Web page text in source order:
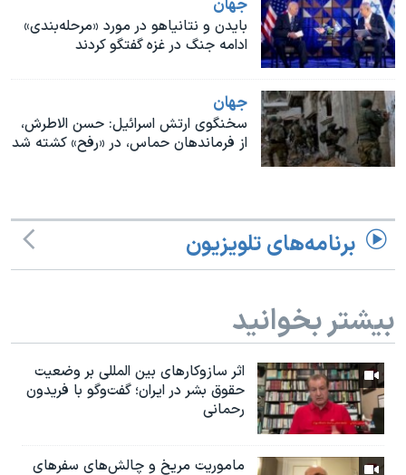
اعتراضات مردمی آبان ۹۸
اسرائیل در جنگ
نرگس محمدی برنده جایزه نوبل صلح
همایش محافظه‌کاران آمریکا «سی‌پک»
صفحه‌های ویژه
جهان
بایدن و نتانیاهو در مورد «مرحله‌بندی»
ادامه جنگ در غزه گفتگو کردند
جهان
سخنگوی ارتش اسرائیل: حسن الاطرش،
از فرماندهان حماس، در «رفح» کشته شد
برنامه‌های تلویزیون
بیشتر بخوانید
اثر ساز‌و‌کارهای بین المللی بر وضعیت
حقوق بشر در ایران؛ گفت‌وگو با فریدون
رحمانی
ماموریت مریخ و چالش‌های سفرهای